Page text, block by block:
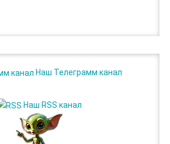
Наш Телеграмм канал
Наш RSS канал